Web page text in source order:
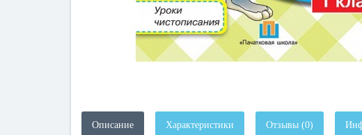
Описание Характеристики Отзывы (0)